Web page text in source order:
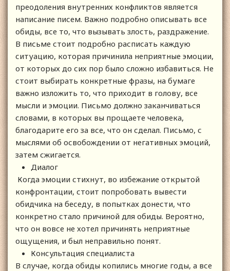
преодоления внутренних конфликтов является
написание писем. Важно подробно описывать все
обиды, все то, что вызывать злость, раздражение.
В письме стоит подробно расписать каждую
ситуацию, которая причинила неприятные эмоции,
от которых до сих пор было сложно избавиться. Не
стоит выбирать конкретные фразы, на бумаге
важно изложить то, что приходит в голову, все
мысли и эмоции. Письмо должно заканчиваться
словами, в которых вы прощаете человека,
благодарите его за все, что он сделал. Письмо, с
мыслями об освобождении от негативных эмоций,
затем сжигается.
Диалог
Когда эмоции стихнут, во избежание открытой
конфронтации, стоит попробовать вывести
обидчика на беседу, в попытках донести, что
конкретно стало причиной для обиды. Вероятно,
что он вовсе не хотел причинять неприятные
ощущения, и был неправильно понят.
Консультация специалиста
В случае, когда обиды копились многие годы, а все